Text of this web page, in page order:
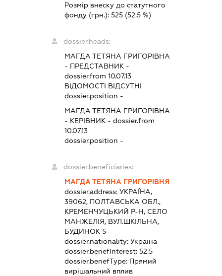
Розмір внеску до статутного
фонду (грн.): 525(52.5 %)
dossier.heads:
МАГДА ТЕТЯНА ГРИГОРІВНА
- ПРЕДСТАВНИК-
dossier.from 10.07.13
ВІДОМОСТІ ВІДСУТНІ
dossier.position -
МАГДА ТЕТЯНА ГРИГОРІВНА
- КЕРІВНИК- dossier.from
10.07.13
dossier.position -
dossier.beneficiaries:
МАГДА ТЕТЯНА ГРИГОРІВНЯ
dossier.address: УКРАЇНА,
39062, ПОЛТАВСЬКА ОБЛ.,
КРЕМЕНЧУЦЬКИЙ Р-Н, СЕЛО
МАНЖЕЛІЯ, ВУЛ.ШКІЛЬНА,
БУДИНОК 5
dossier.nationality: Україна
dossier.benefInterest: 52.5
dossier.benefType: Прямий
вирішальний вплив